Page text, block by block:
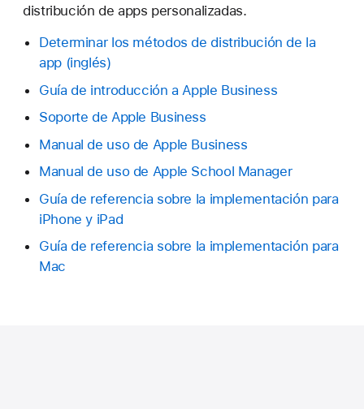
distribución de apps personalizadas.
Determinar los métodos de distribución de la
app
Guía de introducción a Apple Business
Soporte de Apple Business
Manual de uso de Apple Business
Manual de uso de Apple School Manager
Guía de referencia sobre la implementación para
iPhone y iPad
Guía de referencia sobre la implementación para
Mac